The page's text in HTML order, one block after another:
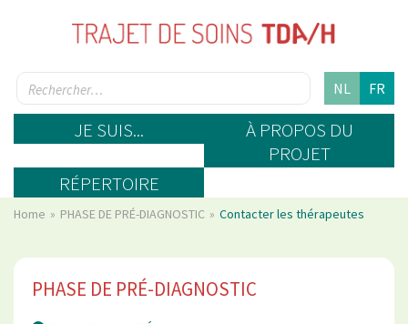
NL FR
JE SUIS...
À PROPOS DU
PROJET
RÉPERTOIRE
Home PHASE DE PRÉ-DIAGNOSTIC Contacter les thérapeutes
PHASE DE PRÉ-DIAGNOSTIC